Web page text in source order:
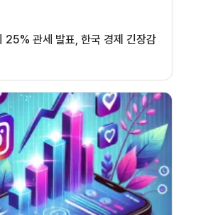
25% 관세 발표, 한국 경제 긴장감